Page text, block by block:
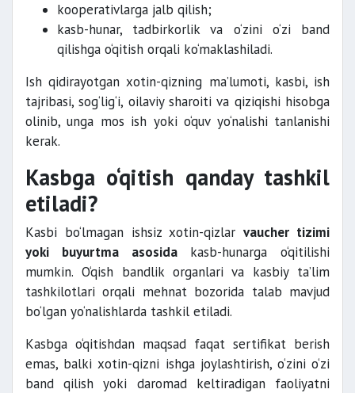
kooperativlarga jalb qilish;
kasb-hunar, tadbirkorlik va o‘zini o‘zi band
qilishga o‘qitish orqali ko‘maklashiladi.
Ish qidirayotgan xotin-qizning ma’lumoti, kasbi, ish
tajribasi, sog‘lig‘i, oilaviy sharoiti va qiziqishi hisobga
olinib, unga mos ish yoki o‘quv yo‘nalishi tanlanishi
kerak.
Kasbga o‘qitish qanday tashkil
etiladi?
Kasbi bo‘lmagan ishsiz xotin-qizlarvaucher tizimi
yoki buyurtma asosidakasb-hunarga o‘qitilishi
mumkin. O‘qish bandlik organlari va kasbiy ta’lim
tashkilotlari orqali mehnat bozorida talab mavjud
bo‘lgan yo‘nalishlarda tashkil etiladi.
Kasbga o‘qitishdan maqsad faqat sertifikat berish
emas, balki xotin-qizni ishga joylashtirish, o‘zini o‘zi
band qilish yoki daromad keltiradigan faoliyatni